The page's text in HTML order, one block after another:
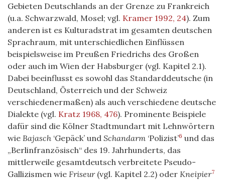
Gebieten Deutschlands an der Grenze zu Frankreich
(u.a. Schwarzwald, Mosel; vgl. Kramer 1992, 24). Zum
anderen ist es Kulturadstrat im gesamten deutschen
Sprachraum, mit unterschiedlichen Einflüssen
beispielsweise im Preußen Friedrichs des Großen
oder auch im Wien der Habsburger (vgl. Kapitel 2.1).
Dabei beeinflusst es sowohl das Standarddeutsche (in
Deutschland, Österreich und der Schweiz
verschiedenermaßen) als auch verschiedene deutsche
Dialekte (vgl. Kratz 1968, 476). Prominente Beispiele
dafür sind die Kölner Stadtmundart mit Lehnwörtern
wie Bajasch ‘Gepäck’ und Schandarm ‘Polizist’6 und das
„Berlinfranzösisch“ des 19. Jahrhunderts, das
mittlerweile gesamtdeutsch verbreitete Pseudo-
Gallizismen wie Friseur(vgl. Kapitel 2.2) oder Kneipier7